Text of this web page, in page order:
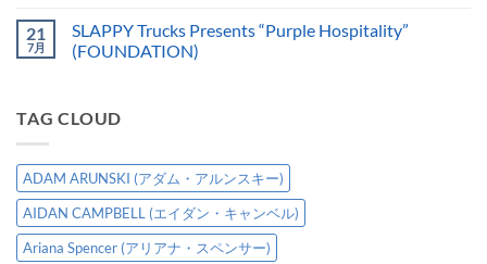
21
7月
SLAPPY Trucks Presents “Purple Hospitality”
(FOUNDATION)
TAG CLOUD
ADAM ARUNSKI (アダム・アルンスキー)
AIDAN CAMPBELL (エイダン・キャンベル)
Ariana Spencer (アリアナ・スペンサー)